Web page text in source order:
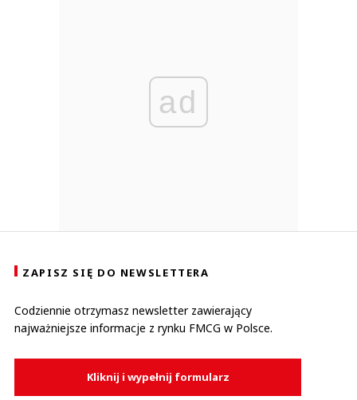
ad
ZAPISZ SIĘ DO NEWSLETTERA
Codziennie otrzymasz newsletter zawierający
najważniejsze informacje z rynku FMCG w Polsce.
Kliknij i wypełnij formularz